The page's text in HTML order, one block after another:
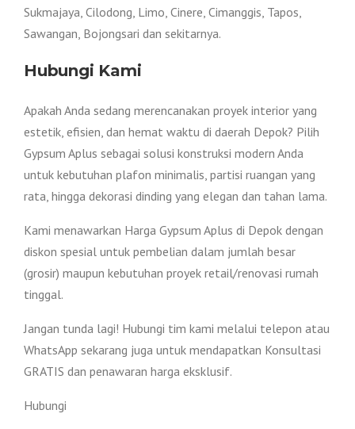
Sukmajaya, Cilodong, Limo, Cinere, Cimanggis, Tapos,
Sawangan, Bojongsari dan sekitarnya.
Hubungi Kami
Apakah Anda sedang merencanakan proyek interior yang
estetik, efisien, dan hemat waktu di daerah Depok? Pilih
Gypsum Aplus sebagai solusi konstruksi modern Anda
untuk kebutuhan plafon minimalis, partisi ruangan yang
rata, hingga dekorasi dinding yang elegan dan tahan lama.
Kami menawarkan Harga Gypsum Aplus di Depok dengan
diskon spesial untuk pembelian dalam jumlah besar
(grosir) maupun kebutuhan proyek retail/renovasi rumah
tinggal.
Jangan tunda lagi! Hubungi tim kami melalui telepon atau
WhatsApp sekarang juga untuk mendapatkan Konsultasi
GRATIS dan penawaran harga eksklusif.
Hubungi